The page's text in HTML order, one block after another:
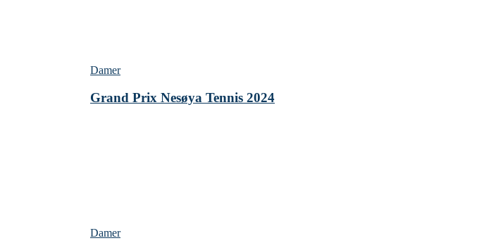
Damer
Grand Prix Nesøya Tennis 2024
Damer